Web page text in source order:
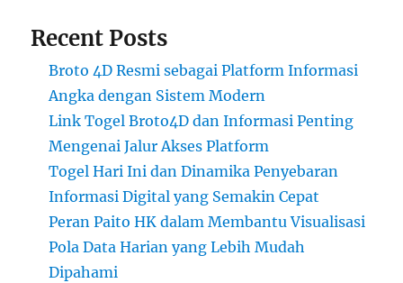
Recent Posts
Broto 4D Resmi sebagai Platform Informasi
Angka dengan Sistem Modern
Link Togel Broto4D dan Informasi Penting
Mengenai Jalur Akses Platform
Togel Hari Ini dan Dinamika Penyebaran
Informasi Digital yang Semakin Cepat
Peran Paito HK dalam Membantu Visualisasi
Pola Data Harian yang Lebih Mudah
Dipahami